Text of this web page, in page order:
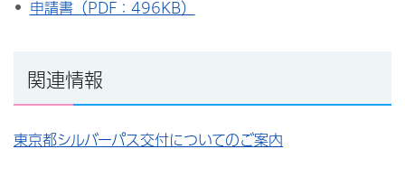
申請書（PDF：496KB）
関連情報
東京都シルバーパス交付についてのご案内